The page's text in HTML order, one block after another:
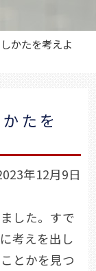
かたを考えよ
たを
年12月9日
した。すで
考えを出し
とかを見つ